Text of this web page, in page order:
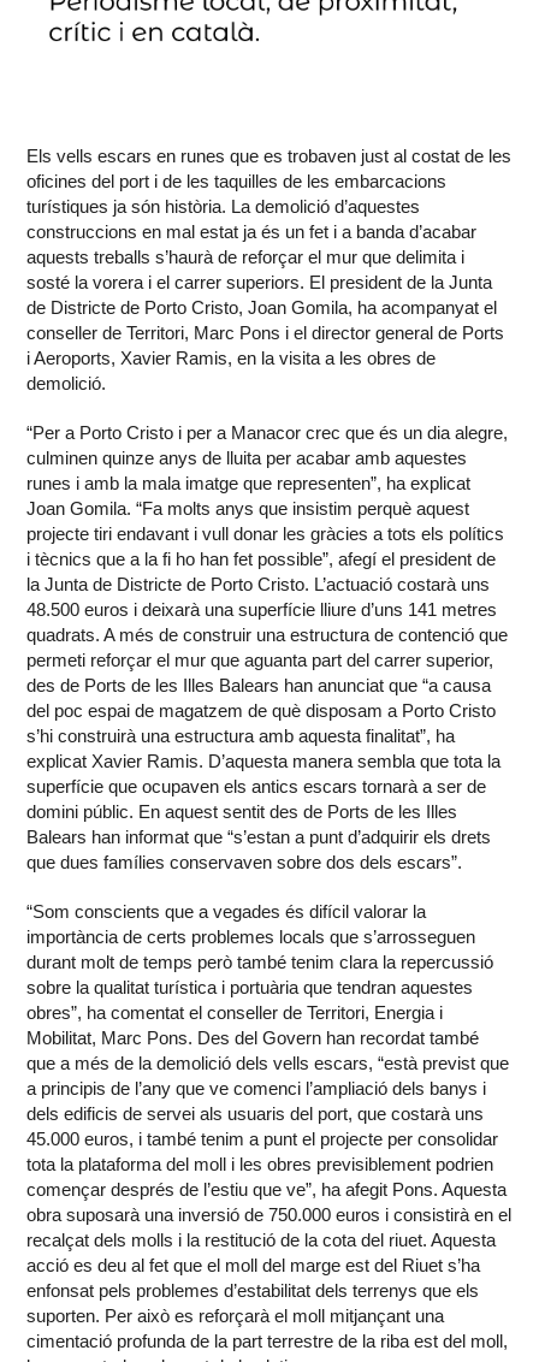
Els vells escars en runes que es trobaven just al costat de les
oficines del port i de les taquilles de les embarcacions
turístiques ja són història. La demolició d’aquestes
construccions en mal estat ja és un fet i a banda d’acabar
aquests treballs s’haurà de reforçar el mur que delimita i
sosté la vorera i el carrer superiors. El president de la Junta
de Districte de Porto Cristo, Joan Gomila, ha acompanyat el
conseller de Territori, Marc Pons i el director general de Ports
i Aeroports, Xavier Ramis, en la visita a les obres de
demolició.
“Per a Porto Cristo i per a Manacor crec que és un dia alegre,
culminen quinze anys de lluita per acabar amb aquestes
runes i amb la mala imatge que representen”, ha explicat
Joan Gomila. “Fa molts anys que insistim perquè aquest
projecte tiri endavant i vull donar les gràcies a tots els polítics
i tècnics que a la fi ho han fet possible”, afegí el president de
la Junta de Districte de Porto Cristo. L’actuació costarà uns
48.500 euros i deixarà una superfície lliure d’uns 141 metres
quadrats. A més de construir una estructura de contenció que
permeti reforçar el mur que aguanta part del carrer superior,
des de Ports de les Illes Balears han anunciat que “a causa
del poc espai de magatzem de què disposam a Porto Cristo
s’hi construirà una estructura amb aquesta finalitat”, ha
explicat Xavier Ramis. D’aquesta manera sembla que tota la
superfície que ocupaven els antics escars tornarà a ser de
domini públic. En aquest sentit des de Ports de les Illes
Balears han informat que “s’estan a punt d’adquirir els drets
que dues famílies conservaven sobre dos dels escars”.
“Som conscients que a vegades és difícil valorar la
importància de certs problemes locals que s’arrosseguen
durant molt de temps però també tenim clara la repercussió
sobre la qualitat turística i portuària que tendran aquestes
obres”, ha comentat el conseller de Territori, Energia i
Mobilitat, Marc Pons. Des del Govern han recordat també
que a més de la demolició dels vells escars, “està previst que
a principis de l’any que ve comenci l’ampliació dels banys i
dels edificis de servei als usuaris del port, que costarà uns
45.000 euros, i també tenim a punt el projecte per consolidar
tota la plataforma del moll i les obres previsiblement podrien
començar després de l’estiu que ve”, ha afegit Pons. Aquesta
obra suposarà una inversió de 750.000 euros i consistirà en el
recalçat dels molls i la restitució de la cota del riuet. Aquesta
acció es deu al fet que el moll del marge est del Riuet s’ha
enfonsat pels problemes d’estabilitat dels terrenys que els
suporten. Per això es reforçarà el moll mitjançant una
cimentació profunda de la part terrestre de la riba est del moll,